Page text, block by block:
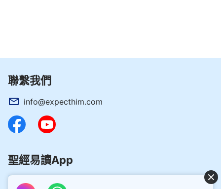
聯繫我們
info@expecthim.com
聖經易讀App